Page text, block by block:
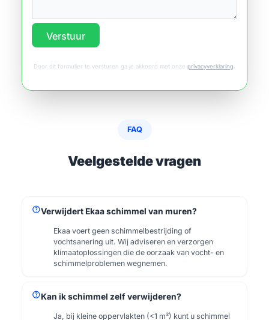
Verstuur
Door dit formulier te versturen ga je akkoord met onze privacyverklaring
FAQ
Veelgestelde vragen
helpVerwijdert Ekaa schimmel van muren?
Ekaa voert geen schimmelbestrijding of
vochtsanering uit. Wij adviseren en verzorgen
klimaatoplossingen die de oorzaak van vocht- en
schimmelproblemen wegnemen.
helpKan ik schimmel zelf verwijderen?
Ja, bij kleine oppervlakten (<1 m²) kunt u schimmel